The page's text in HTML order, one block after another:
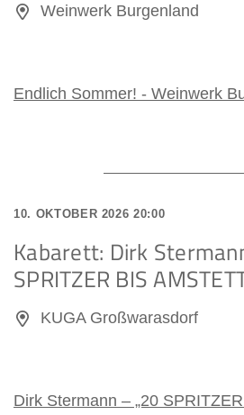
Weinwerk Burgenland
Endlich Sommer! - Weinwerk
10. OKTOBER 2026 20:00
Kabarett: Dirk
SPRITZER BIS
KUGA Großwarasdorf
Dirk Stermann – „20